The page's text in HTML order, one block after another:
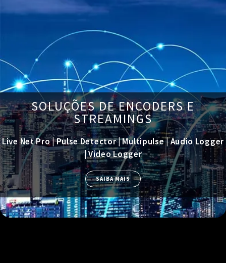
SOLUÇÕES DE ENCODERS E
STREAMINGS
Live Net Pro | Pulse Detector | Multipulse | Audio Logger
| Video Logger
SAIBA MAIS